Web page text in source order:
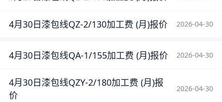
4月30日漆包线QZ-2/130加工费 (月)报价 2026-04-30
4月30日漆包线QA-1/155加工费 (月)报价 2026-04-30
4月30日漆包线QZY-2/180加工费 (月)报
价
2026-04-30